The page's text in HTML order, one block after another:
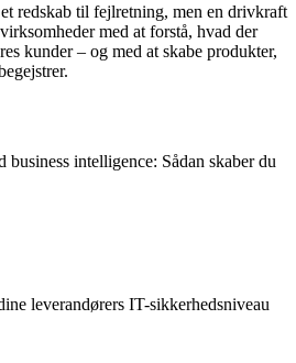
redskab til fejlretning, men en drivkraft
med at forstå, hvad der
kunder – og med at skabe produkter,
business intelligence: Sådan skaber du
leverandørers IT-sikkerhedsniveau